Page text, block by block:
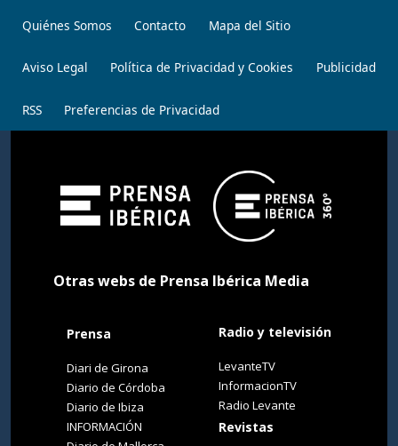
Quiénes Somos Contacto Mapa del Sitio
Aviso Legal Política de Privacidad y Cookies Publicidad
RSS Preferencias de Privacidad
Otras webs de Prensa Ibérica Media
Prensa
Diari de Girona
Diario de Córdoba
Diario de Ibiza
INFORMACIÓN
Radio y televisión
LevanteTV
InformacionTV
Radio Levante
Revistas